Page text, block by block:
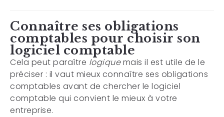
Connaître ses obligations
comptables pour choisir son
logiciel comptable
Cela peut paraître logiquemais il est utile de le
préciser : il vaut mieux connaître ses obligations
comptables avant de chercher le logiciel
comptable qui convient le mieux à votre
entreprise.